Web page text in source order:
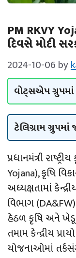
PM RKVY
દિવસે મોદી
2024-10-06 by
વોટ્સએપ ગ્રુપમાં
ટેલિગ્રામ ગ્રુપમાં
પ્રધાનમંત્રી
Yojana), કૃષિ
અધ્‍યક્ષતામાં
વિભાગ
હેઠળ કૃષિ અને
તમામ કેન્‍દ્રીય
યોજનાઓમાં